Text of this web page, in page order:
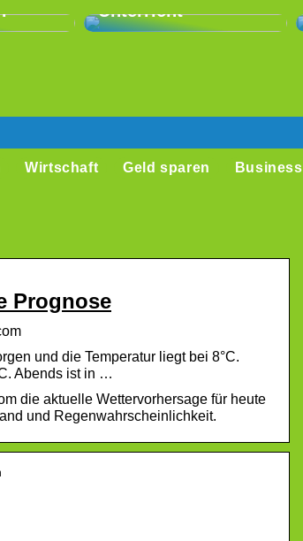
Unterricht
Wirtschaft Geld sparen Business
Prognose
und die Temperatur liegt bei 8°C.
Abends ist in …
die aktuelle Wettervorhersage für heute
und Regenwahrscheinlichkeit.